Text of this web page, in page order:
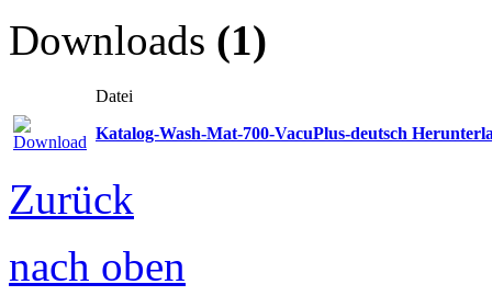
Downloads (1)
Datei
Katalog-Wash-Mat-700-VacuPlus-deutsch
Zurück
nach oben